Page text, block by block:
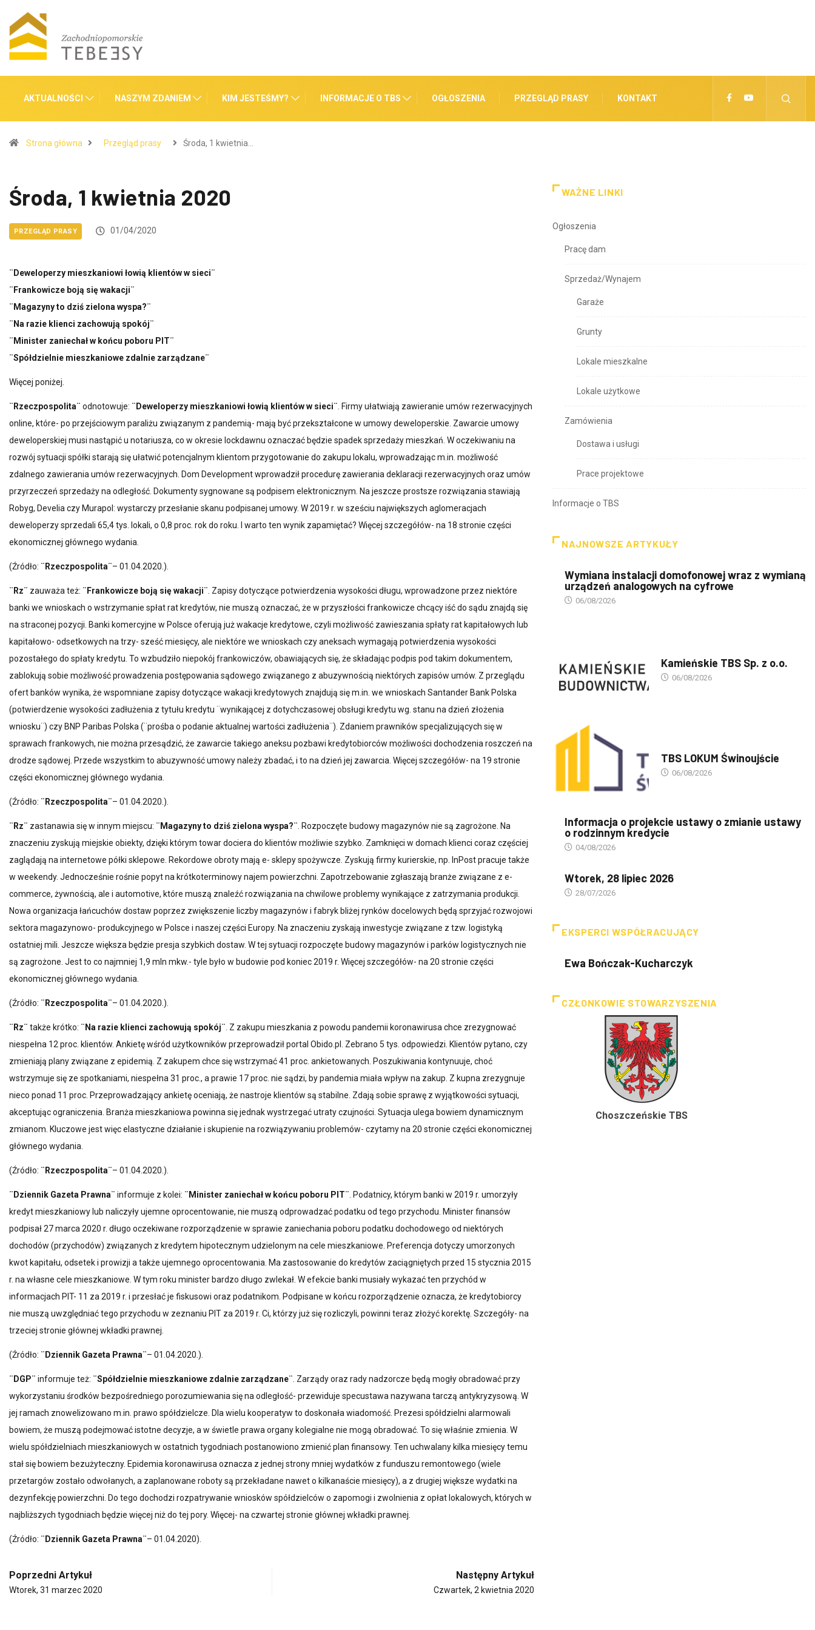
AKTUALNOŚCI NASZYM ZDANIEM KIM JESTEŚMY? INFORMACJE O TBS OGŁOSZENIA PRZEGLĄD PRASY KONTAKT
Strona główna Przegląd prasy Środa, 1 kwietnia…
Środa, 1 kwietnia 2020
PRZEGLĄD PRASY 01/04/2020
¨Deweloperzy mieszkaniowi łowią klientów w sieci¨
¨Frankowicze boją się wakacji¨
¨Magazyny to dziś zielona wyspa?¨
¨Na razie klienci zachowują spokój¨
¨Minister zaniechał w końcu poboru PIT¨
¨Spółdzielnie mieszkaniowe zdalnie zarządzane¨
Więcej poniżej.
¨Rzeczpospolita¨ odnotowuje: ¨Deweloperzy mieszkaniowi łowią klientów w sieci¨ . Firmy ułatwiają zawieranie umów rezerwacyjnych
online, które- po przejściowym paraliżu związanym z pandemią- mają być przekształcone w umowy deweloperskie. Zawarcie umowy
deweloperskiej musi nastąpić u notariusza, co w okresie lockdawnu oznaczać będzie spadek sprzedaży mieszkań. W oczekiwaniu na
rozwój sytuacji spółki starają się ułatwić potencjalnym klientom przygotowanie do zakupu lokalu, wprowadzając m.in. możliwość
zdalnego zawierania umów rezerwacyjnych. Dom Development wprowadził procedurę zawierania deklaracji rezerwacyjnych oraz umów
przyrzeczeń sprzedaży na odległość. Dokumenty sygnowane są podpisem elektronicznym. Na jeszcze prostsze rozwiązania stawiają
Robyg, Develia czy Murapol: wystarczy przesłanie skanu podpisanej umowy. W 2019 r. w sześciu największych aglomeracjach
deweloperzy sprzedali 65,4 tys. lokali, o 0,8 proc. rok do roku. I warto ten wynik zapamiętać? Więcej szczegółów- na 18 stronie części
ekonomicznej głównego wydania.
(Źródło: ¨Rzeczpospolita¨– 01.04.2020.).
¨Rz¨ zauważa też: ¨Frankowicze boją się wakacji¨ . Zapisy dotyczące potwierdzenia wysokości długu, wprowadzone przez niektóre
banki we wnioskach o wstrzymanie spłat rat kredytów, nie muszą oznaczać, że w przyszłości frankowicze chcący iść do sądu znajdą się
na straconej pozycji. Banki komercyjne w Polsce oferują już wakacje kredytowe, czyli możliwość zawieszania spłaty rat kapitałowych lub
kapitałowo- odsetkowych na trzy- sześć miesięcy, ale niektóre we wnioskach czy aneksach wymagają potwierdzenia wysokości
pozostałego do spłaty kredytu. To wzbudziło niepokój frankowiczów, obawiających się, że składając podpis pod takim dokumentem,
zablokują sobie możliwość prowadzenia postępowania sądowego związanego z abuzywnością niektórych zapisów umów. Z przeglądu
ofert banków wynika, że wspomniane zapisy dotyczące wakacji kredytowych znajdują się m.in. we wnioskach Santander Bank Polska
(potwierdzenie wysokości zadłużenia z tytułu kredytu ¨wynikającej z dotychczasowej obsługi kredytu wg. stanu na dzień złożenia
wniosku¨) czy BNP Paribas Polska (¨prośba o podanie aktualnej wartości zadłużenia¨). Zdaniem prawników specjalizujących się w
sprawach frankowych, nie można przesądzić, że zawarcie takiego aneksu pozbawi kredytobiorców możliwości dochodzenia roszczeń na
drodze sądowej. Przede wszystkim to abuzywność umowy należy zbadać, i to na dzień jej zawarcia. Więcej szczegółów- na 19 stronie
części ekonomicznej głównego wydania.
(Źródło: ¨Rzeczpospolita¨– 01.04.2020.).
¨Rz¨ zastanawia się w innym miejscu: ¨Magazyny to dziś zielona wyspa?¨ . Rozpoczęte budowy magazynów nie są zagrożone. Na
znaczeniu zyskują miejskie obiekty, dzięki którym towar dociera do klientów możliwie szybko. Zamknięci w domach klienci coraz częściej
zaglądają na internetowe półki sklepowe. Rekordowe obroty mają e- sklepy spożywcze. Zyskują firmy kurierskie, np. InPost pracuje także
w weekendy. Jednocześnie rośnie popyt na krótkoterminowy najem powierzchni. Zapotrzebowanie zgłaszają branże związane z e-
commerce, żywnością, ale i automotive, które muszą znaleźć rozwiązania na chwilowe problemy wynikające z zatrzymania produkcji.
Nowa organizacja łańcuchów dostaw poprzez zwiększenie liczby magazynów i fabryk bliżej rynków docelowych będą sprzyjać rozwojowi
sektora magazynowo- produkcyjnego w Polsce i naszej części Europy. Na znaczeniu zyskają inwestycje związane z tzw. logistyką
ostatniej mili. Jeszcze większa będzie presja szybkich dostaw. W tej sytuacji rozpoczęte budowy magazynów i parków logistycznych nie
są zagrożone. Jest to co najmniej 1,9 mln mkw.- tyle było w budowie pod koniec 2019 r. Więcej szczegółów- na 20 stronie części
ekonomicznej głównego wydania.
(Źródło: ¨Rzeczpospolita¨– 01.04.2020.).
¨Rz¨ także krótko: ¨Na razie klienci zachowują spokój¨ . Z zakupu mieszkania z powodu pandemii koronawirusa chce zrezygnować
niespełna 12 proc. klientów. Ankietę wśród użytkowników przeprowadził portal Obido.pl. Zebrano 5 tys. odpowiedzi. Klientów pytano, czy
zmieniają plany związane z epidemią. Z zakupem chce się wstrzymać 41 proc. ankietowanych. Poszukiwania kontynuuje, choć
wstrzymuje się ze spotkaniami, niespełna 31 proc., a prawie 17 proc. nie sądzi, by pandemia miała wpływ na zakup. Z kupna zrezygnuje
nieco ponad 11 proc. Przeprowadzający ankietę oceniają, że nastroje klientów są stabilne. Zdają sobie sprawę z wyjątkowości sytuacji,
akceptując ograniczenia. Branża mieszkaniowa powinna się jednak wystrzegać utraty czujności. Sytuacja ulega bowiem dynamicznym
zmianom. Kluczowe jest więc elastyczne działanie i skupienie na rozwiązywaniu problemów- czytamy na 20 stronie części ekonomicznej
głównego wydania.
(Źródło: ¨Rzeczpospolita¨– 01.04.2020.).
¨Dziennik Gazeta Prawna¨ informuje z kolei: ¨Minister zaniechał w końcu poboru PIT¨ . Podatnicy, którym banki w 2019 r. umorzyły
kredyt mieszkaniowy lub naliczyły ujemne oprocentowanie, nie muszą odprowadzać podatku od tego przychodu. Minister finansów
podpisał 27 marca 2020 r. długo oczekiwane rozporządzenie w sprawie zaniechania poboru podatku dochodowego od niektórych
dochodów (przychodów) związanych z kredytem hipotecznym udzielonym na cele mieszkaniowe. Preferencja dotyczy umorzonych
kwot kapitału, odsetek i prowizji a także ujemnego oprocentowania. Ma zastosowanie do kredytów zaciągniętych przed 15 stycznia 2015
r. na własne cele mieszkaniowe. W tym roku minister bardzo długo zwlekał. W efekcie banki musiały wykazać ten przychód w
informacjach PIT- 11 za 2019 r. i przesłać je fiskusowi oraz podatnikom. Podpisane w końcu rozporządzenie oznacza, że kredytobiorcy
nie muszą uwzględniać tego przychodu w zeznaniu PIT za 2019 r. Ci, którzy już się rozliczyli, powinni teraz złożyć korektę. Szczegóły- na
trzeciej stronie głównej wkładki prawnej.
(Źródło: ¨Dziennik Gazeta Prawna¨– 01.04.2020.).
¨DGP¨ informuje też: ¨Spółdzielnie mieszkaniowe zdalnie zarządzane¨ . Zarządy oraz rady nadzorcze będą mogły obradować przy
wykorzystaniu środków bezpośredniego porozumiewania się na odległość- przewiduje specustawa nazywana tarczą antykryzysową. W
jej ramach znowelizowano m.in. prawo spółdzielcze. Dla wielu kooperatyw to doskonała wiadomość. Prezesi spółdzielni alarmowali
bowiem, że muszą podejmować istotne decyzje, a w świetle prawa organy kolegialne nie mogą obradować. To się właśnie zmienia. W
wielu spółdzielniach mieszkaniowych w ostatnich tygodniach postanowiono zmienić plan finansowy. Ten uchwalany kilka miesięcy temu
stał się bowiem bezużyteczny. Epidemia koronawirusa oznacza z jednej strony mniej wydatków z funduszu remontowego (wiele
przetargów zostało odwołanych, a zaplanowane roboty są przekładane nawet o kilkanaście miesięcy), a z drugiej większe wydatki na
dezynfekcję powierzchni. Do tego dochodzi rozpatrywanie wniosków spółdzielców o zapomogi i zwolnienia z opłat lokalowych, których w
najbliższych tygodniach będzie więcej niż do tej pory. Więcej- na czwartej stronie głównej wkładki prawnej.
(Źródło: ¨Dziennik Gazeta Prawna¨– 01.04.2020).
Poprzedni Artykuł
Wtorek, 31 marzec 2020
Następny Artykuł
Czwartek, 2 kwietnia 2020
WAŻNE LINKI
Ogłoszenia
Pracę dam
Sprzedaż/Wynajem
Garaże
Grunty
Lokale mieszkalne
Lokale użytkowe
Zamówienia
Dostawa i usługi
Prace projektowe
Informacje o TBS
NAJNOWSZE ARTYKUŁY
Wymiana instalacji domofonowej wraz z wymianą
urządzeń analogowych na cyfrowe
06/08/2026
Kamieńskie TBS Sp. z o.o.
06/08/2026
TBS LOKUM Świnoujście
06/08/2026
Informacja o projekcie ustawy o zmianie ustawy
o rodzinnym kredycie
04/08/2026
Wtorek, 28 lipiec 2026
28/07/2026
EKSPERCI WSPÓŁRACUJĄCY
Ewa Bończak-Kucharczyk
CZŁONKOWIE STOWARZYSZENIA
ZGM TBS Szczecinek
Barlineckie TBS
Białogardzkie TBS
Choszczeńskie TBS